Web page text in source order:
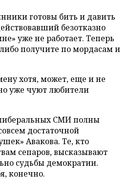
готовы бить и давить
безотказно
уже не работает. Теперь
получите по мордасам и
хотя, может, еще и не
уже чуют любители
СМИ полны
достаточной
Авакова. Те, кто
сепаров, высказывают
судьбы демократии.
конечно.